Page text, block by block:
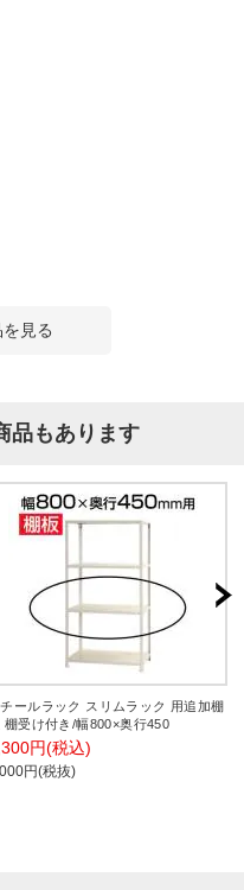
見る
品もあります
ールラック スリムラック 用追加棚
棚受け付き/幅800×奥行450
円(税込)
円(税抜)